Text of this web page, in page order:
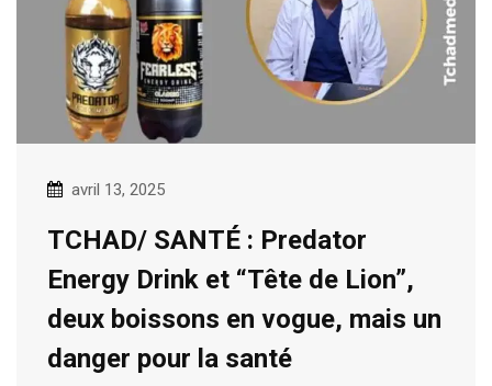
avril 13, 2025
TCHAD/ SANTÉ : Predator
Energy Drink et “Tête de Lion”,
deux boissons en vogue, mais un
danger pour la santé